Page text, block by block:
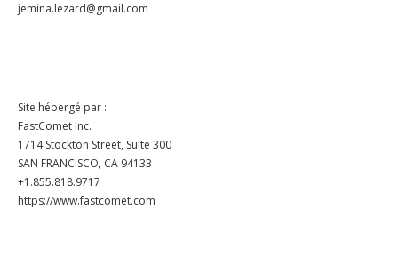
jemina.lezard@gmail.com
Site hébergé par :
FastComet Inc.
1714 Stockton Street, Suite 300
SAN FRANCISCO, CA 94133
+1.855.818.9717
https://www.fastcomet.com